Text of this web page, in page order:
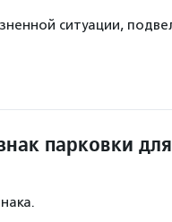
ситуации,
парковки для